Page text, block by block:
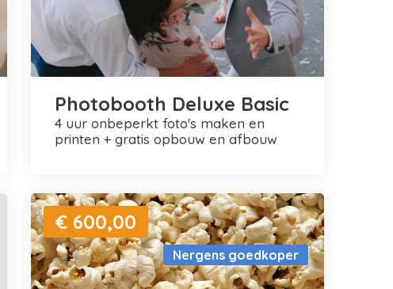
Photobooth Deluxe Basic
4 uur onbeperkt foto's maken en
printen + gratis opbouw en afbouw
Nergens goedkoper
€ 600,00